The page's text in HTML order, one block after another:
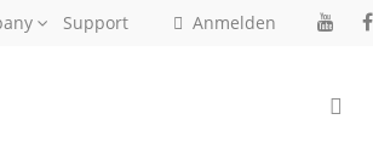
Support Anmelden